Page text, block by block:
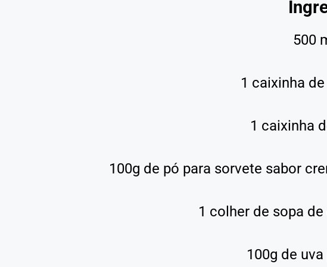
500
1 caixinha
1 caixinha
100g de pó para sorvete sabor
1 colher de sopa
100g de